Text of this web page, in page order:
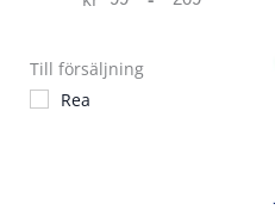
Minimum Price
Maximum Price
Till försäljning
Rea